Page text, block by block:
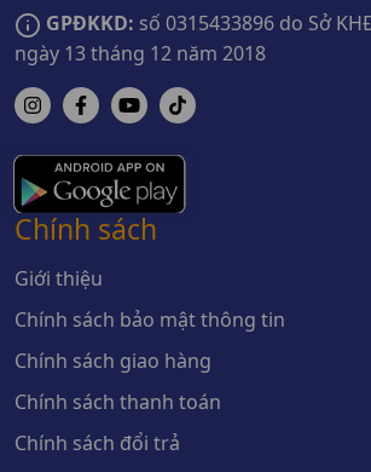
GPĐKKD: số 0315433896 do Sở
ngày 13 tháng 12 năm 2018
Chính sách
Giới thiệu
Chính sách bảo mật thông tin
Chính sách giao hàng
Chính sách thanh toán
Chính sách đổi trả